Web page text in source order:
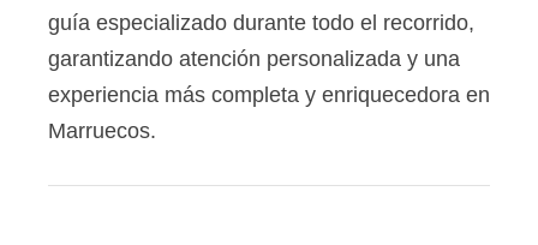
guía especializado durante todo el recorrido,
garantizando atención personalizada y una
experiencia más completa y enriquecedora en
Marruecos.